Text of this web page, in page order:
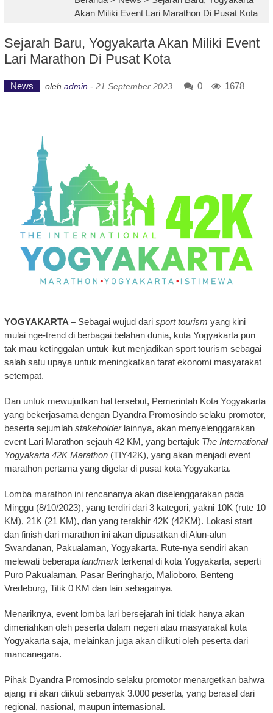
Akan Miliki Event Lari Marathon Di Pusat Kota
Sejarah Baru, Yogyakarta Akan Miliki Event
Lari Marathon Di Pusat Kota
News oleh admin - 21 September 2023 0 1678
YOGYAKARTA –Sebagai wujud dari sport tourism yang kini
mulai nge-trend di berbagai belahan dunia, kota Yogyakarta pun
tak mau ketinggalan untuk ikut menjadikan sport tourism sebagai
salah satu upaya untuk meningkatkan taraf ekonomi masyarakat
setempat.
Dan untuk mewujudkan hal tersebut, Pemerintah Kota Yogyakarta
yang bekerjasama dengan Dyandra Promosindo selaku promotor,
beserta sejumlah stakeholderlainnya, akan menyelenggarakan
event Lari Marathon sejauh 42 KM, yang bertajuk The International
Yogyakarta 42K Marathon (TIY42K), yang akan menjadi event
marathon pertama yang digelar di pusat kota Yogyakarta.
Lomba marathon ini rencananya akan diselenggarakan pada
Minggu (8/10/2023), yang terdiri dari 3 kategori, yakni 10K (rute 10
KM), 21K (21 KM), dan yang terakhir 42K (42KM). Lokasi start
dan finish dari marathon ini akan dipusatkan di Alun-alun
Swandanan, Pakualaman, Yogyakarta. Rute-nya sendiri akan
melewati beberapalandmarkterkenal di kota Yogyakarta, seperti
Puro Pakualaman, Pasar Beringharjo, Malioboro, Benteng
Vredeburg, Titik 0 KM dan lain sebagainya.
Menariknya, event lomba lari bersejarah ini tidak hanya akan
dimeriahkan oleh peserta dalam negeri atau masyarakat kota
Yogyakarta saja, melainkan juga akan diikuti oleh peserta dari
mancanegara.
Pihak Dyandra Promosindo selaku promotor menargetkan bahwa
ajang ini akan diikuti sebanyak 3.000 peserta, yang berasal dari
regional, nasional, maupun internasional.